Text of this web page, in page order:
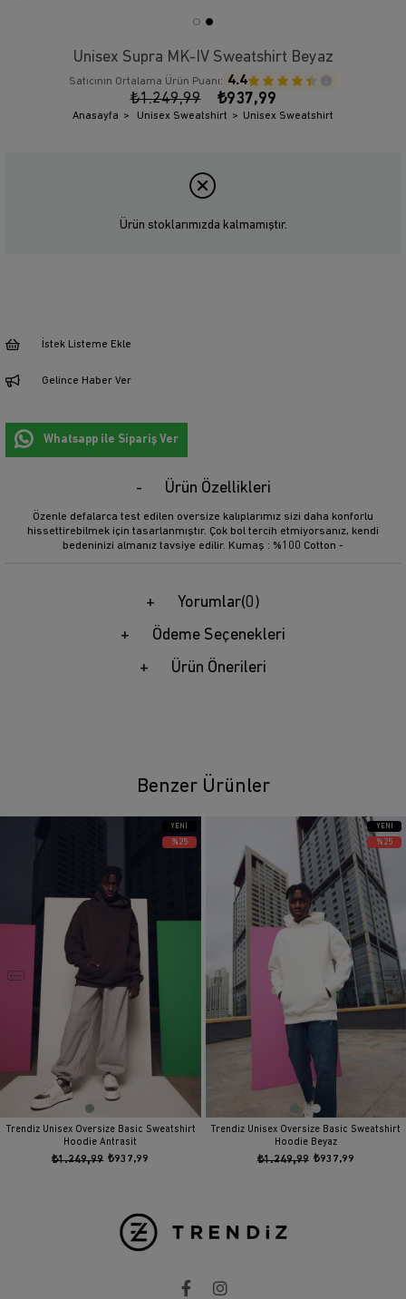
Unisex Supra MK-IV Sweatshirt Beyaz
Satıcının Ortalama Ürün Puanı: 4.4
₺1.249,99 ₺937,99
Anasayfa Unisex Sweatshirt Unisex Sweatshirt
Ürün stoklarımızda kalmamıştır.
İstek Listeme Ekle
Gelince Haber Ver
Whatsapp ile Sipariş Ver
Ürün Özellikleri
Özenle defalarca test edilen oversize kalıplarımız sizi daha konforlu
hissettirebilmek için tasarlanmıştır. Çok bol tercih etmiyorsanız, kendi
bedeninizi almanız tavsiye edilir. Kumaş : %100 Cotton -
Yorumlar(0)
Ödeme Seçenekleri
Ürün Önerileri
Benzer Ürünler
Trendiz Unisex Oversize Basic Sweatshirt
Hoodie Antrasit
₺937,99
₺1.249,99
YENI
ÜRÜN
%25
Trendiz Unisex Oversize Basic Sweatshirt
Hoodie Beyaz
₺937,99
₺1.249,99
YENI
ÜRÜN
%25